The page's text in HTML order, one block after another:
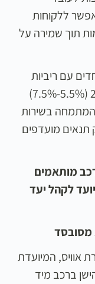
ללקוחות
תוך שמירה על
עם ריביות
אטרקטיביות של פריים + 0.5%-2.5% (5.5%-7.5%)
כבנק המתמחה בשירות
יהב מעניק תנאים מועדפים
לרכב מותאמים
לקהל יעד
מסובסד
אוויס, המיועדת
ברכב מיד